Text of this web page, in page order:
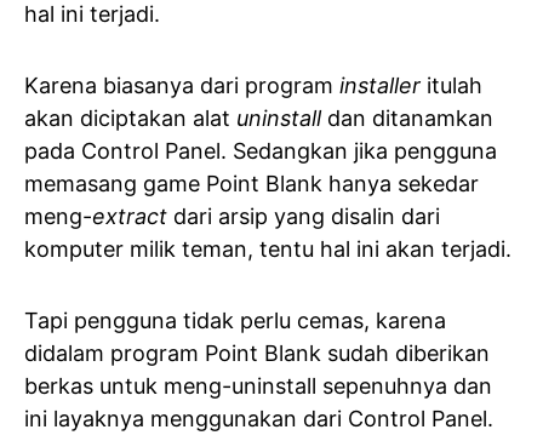
hal ini terjadi.
Karena biasanya dari program installer itulah
akan diciptakan alat uninstalldan ditanamkan
pada Control Panel. Sedangkan jika pengguna
memasang game Point Blank hanya sekedar
meng-extract dari arsip yang disalin dari
komputer milik teman, tentu hal ini akan terjadi.
Tapi pengguna tidak perlu cemas, karena
didalam program Point Blank sudah diberikan
berkas untuk meng-uninstall sepenuhnya dan
ini layaknya menggunakan dari Control Panel.